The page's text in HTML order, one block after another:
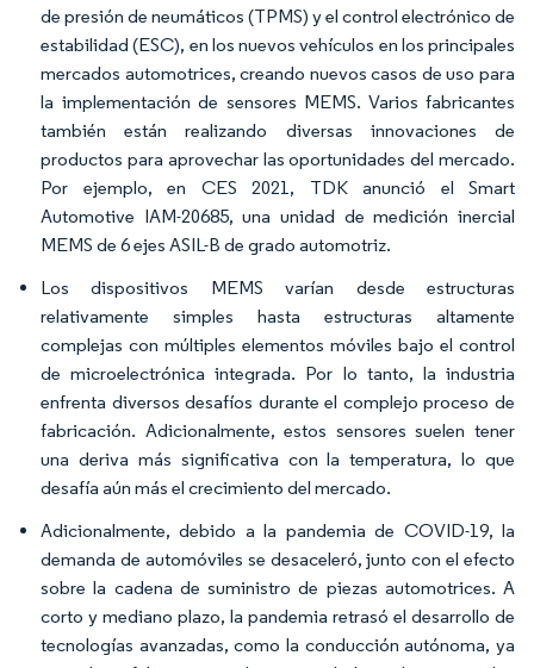
de presión de neumáticos (TPMS) y el control electrónico de
estabilidad (ESC), en los nuevos vehículos en los principales
mercados automotrices, creando nuevos casos de uso para
la implementación de sensores MEMS. Varios fabricantes
también están realizando diversas innovaciones de
productos para aprovechar las oportunidades del mercado.
Por ejemplo, en CES 2021, TDK anunció el Smart
Automotive IAM-20685, una unidad de medición inercial
MEMS de 6 ejes ASIL-B de grado automotriz.
Los dispositivos MEMS varían desde estructuras
relativamente simples hasta estructuras altamente
complejas con múltiples elementos móviles bajo el control
de microelectrónica integrada. Por lo tanto, la industria
enfrenta diversos desafíos durante el complejo proceso de
fabricación. Adicionalmente, estos sensores suelen tener
una deriva más significativa con la temperatura, lo que
desafía aún más el crecimiento del mercado.
Adicionalmente, debido a la pandemia de COVID-19, la
demanda de automóviles se desaceleró, junto con el efecto
sobre la cadena de suministro de piezas automotrices. A
corto y mediano plazo, la pandemia retrasó el desarrollo de
tecnologías avanzadas, como la conducción autónoma, ya